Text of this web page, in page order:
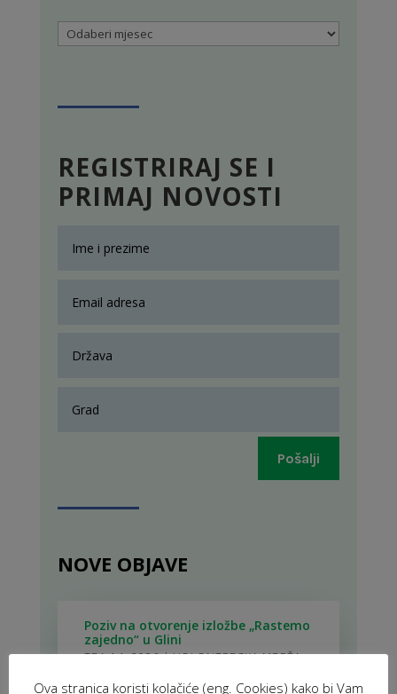
Arhiva
REGISTRIRAJ SE I
PRIMAJ NOVOSTI
Pošalji
NOVE OBJAVE
Poziv na otvorenje izložbe „Rastemo
zajedno“ u Glini
TRA 14, 2026|VOLONTERSKA MREŽA
Ova stranica koristi kolačiće (eng. Cookies) kako bi Vam